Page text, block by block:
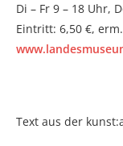
Di – Fr 9 – 18 Uhr,
Eintritt: 6,50 €,
Text aus der